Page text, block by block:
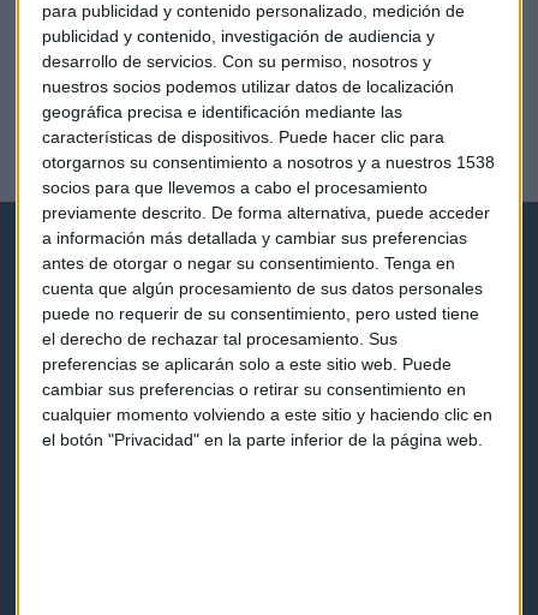
para publicidad y contenido personalizado, medición de
publicidad y contenido, investigación de audiencia y
desarrollo de servicios. Con su permiso, nosotros y
nuestros socios podemos utilizar datos de localización
geográfica precisa e identificación mediante las
características de dispositivos. Puede hacer clic para
otorgarnos su consentimiento a nosotros y a nuestros 1538
socios para que llevemos a cabo el procesamiento
previamente descrito. De forma alternativa, puede acceder
a información más detallada y cambiar sus preferencias
antes de otorgar o negar su consentimiento. Tenga en
cuenta que algún procesamiento de sus datos personales
puede no requerir de su consentimiento, pero usted tiene
el derecho de rechazar tal procesamiento. Sus
preferencias se aplicarán solo a este sitio web. Puede
cambiar sus preferencias o retirar su consentimiento en
cualquier momento volviendo a este sitio y haciendo clic en
el botón "Privacidad" en la parte inferior de la página web.
EMPRESAS
Self Bank crea Singular Bank y abrirá más oficinas
Lucía Martín
Capital Radio
Noticias